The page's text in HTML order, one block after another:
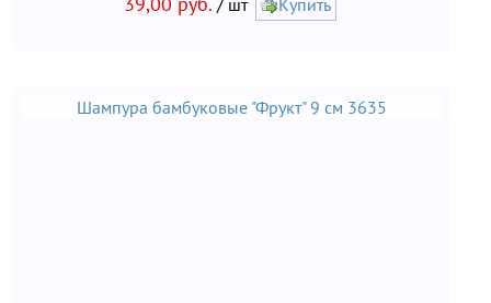
Шампура бамбуковые "Фрукт" 9 см 3635